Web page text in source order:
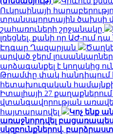
Ուկրաինայի
տրանսպորտային ծախսի
շահառուների շրջանակը
լռեցնել, քանի որ ԱԺ-ում
Էդգար Ղազարյան
արված ջերմ լուսանկարներ.
արձագանքել է կողակից
Թրամփը փակ հանդիպում
հետախուզական
Իտալիայի 27
վտանգավորության
հայտարարվել
Կոչ ենք
առաջնորդվել
սկզբունքներով.